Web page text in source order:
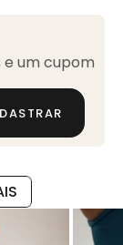
um cupom